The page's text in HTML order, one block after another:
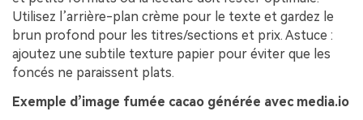
Utilisez l’arrière-plan crème pour le texte et gardez le
brun profond pour les titres/sections et prix. Astuce :
ajoutez une subtile texture papier pour éviter que les
foncés ne paraissent plats.
Exemple d’image fumée cacao générée avec media.io